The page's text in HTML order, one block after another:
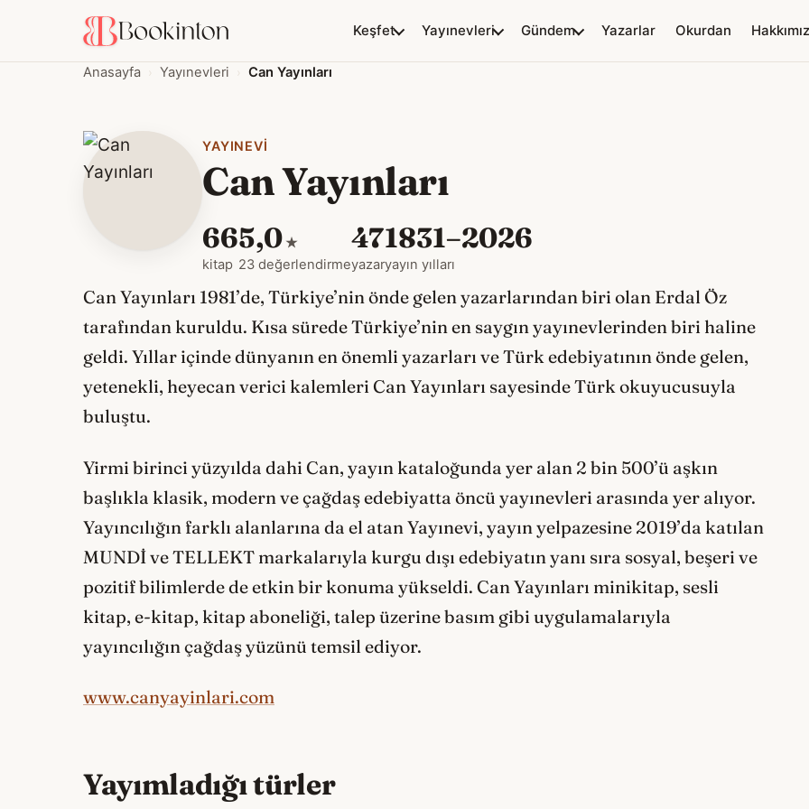
Keşfet Yayınevleri Gündem Yazarlar Okurdan
Anasayfa Yayınevleri Can Yayınları
YAYINEVI
Can Yayınları
66
kitap
5,0 ★
23 değerlendirme
47
yazar
1831–2026
yayın yılları
Can Yayınları 1981’de, Türkiye’nin önde gelen yazarlarından biri olan Erdal Öz
tarafından kuruldu. Kısa sürede Türkiye’nin en saygın yayınevlerinden biri haline
geldi. Yıllar içinde dünyanın en önemli yazarları ve Türk edebiyatının önde gelen,
yetenekli, heyecan verici kalemleri Can Yayınları sayesinde Türk okuyucusuyla
buluştu.
Yirmi birinci yüzyılda dahi Can, yayın kataloğunda yer alan 2 bin 500’ü aşkın
başlıkla klasik, modern ve çağdaş edebiyatta öncü yayınevleri arasında yer alıyor.
Yayıncılığın farklı alanlarına da el atan Yayınevi, yayın yelpazesine 2019’da katılan
MUNDİ ve TELLEKT markalarıyla kurgu dışı edebiyatın yanı sıra sosyal, beşeri ve
pozitif bilimlerde de etkin bir konuma yükseldi. Can Yayınları minikitap, sesli
kitap, e-kitap, kitap aboneliği, talep üzerine basım gibi uygulamalarıyla
yayıncılığın çağdaş yüzünü temsil ediyor.
www.canyayinlari.com
Yayımladığı türler